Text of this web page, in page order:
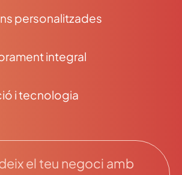
personalitzades
integral
i tecnologia
el teu negoci amb